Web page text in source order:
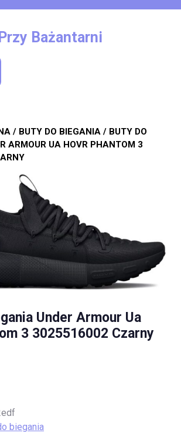
Przy Bażantarni
/ BUTY DO BIEGANIA / BUTY DO
ARMOUR UA HOVR PHANTOM 3
Under Armour Ua
3 3025516002 Czarny
biegania